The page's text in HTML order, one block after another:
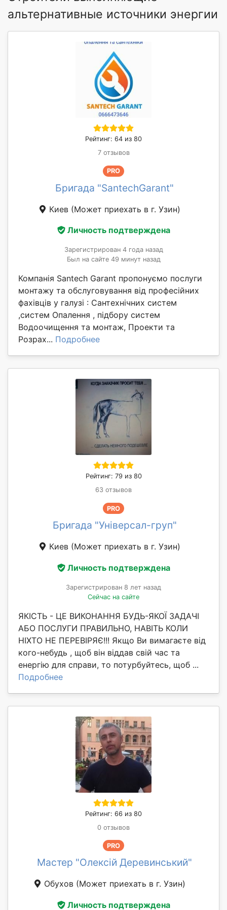
альтернативные источники энергии
Рейтинг: 64 из 80
7 отзывов
PRO
Бригада "SantechGarant"
Киев (Может приехать в г. Узин)
Личность подтверждена
Зарегистрирован 4 года назад
Был на сайте 49 минут назад
Компанія Santech Garant пропонуємо послуги
монтажу та обслуговування від професійних
фахівців у галузі : Сантехнічних систем
,систем Опалення , підбору систем
Водоочищення та монтаж, Проекти та
Розрах... Подробнее
Рейтинг: 79 из 80
63 отзывов
PRO
Бригада "Універсал-груп"
Киев (Может приехать в г. Узин)
Личность подтверждена
Зарегистрирован 8 лет назад
Сейчас на сайте
ЯКІСТЬ - ЦЕ ВИКОНАННЯ БУДЬ-ЯКОЇ ЗАДАЧІ
АБО ПОСЛУГИ ПРАВИЛЬНО, НАВІТЬ КОЛИ
НІХТО НЕ ПЕРЕВІРЯЄ!!! Якщо Ви вимагаєте від
кого-небудь , щоб він віддав свій час та
енергію для справи, то потурбуйтесь, щоб ...
Подробнее
Рейтинг: 66 из 80
0 отзывов
PRO
Мастер "Олексій Деревинський"
Обухов (Может приехать в г. Узин)
Личность подтверждена